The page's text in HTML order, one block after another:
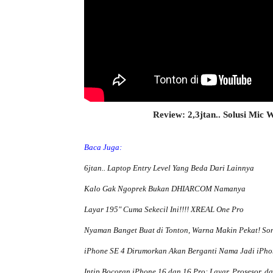
Review: 2,3jtan.. Solusi Mic
Baca Juga:
6jtan.. Laptop Entry Level Yang Beda Dari Lainnya
Kalo Gak Ngoprek Bukan DHIARCOM Namanya
Layar 195″ Cuma Sekecil Ini!!!! XREAL One Pro
Nyaman Banget Buat di Tonton, Warna Makin Pekat!
iPhone SE 4 Dirumorkan Akan Berganti Nama Jadi